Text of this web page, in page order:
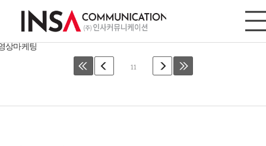
웹사이트/모바일
이트/모바일
디지털마케팅
상마케팅
11